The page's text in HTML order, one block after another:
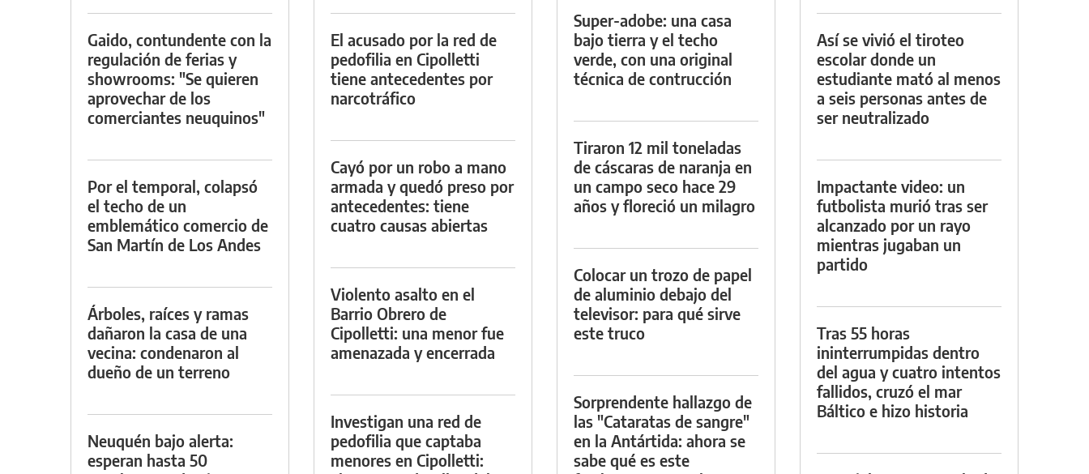
Gaido, contundente con la
regulación de ferias y
showrooms: "Se quieren
aprovechar de los
comerciantes neuquinos"
Por el temporal, colapsó
el techo de un
emblemático comercio de
San Martín de Los Andes
Árboles, raíces y ramas
dañaron la casa de una
vecina: condenaron al
dueño de un terreno
Neuquén bajo alerta:
esperan hasta 50
El acusado por la red de
pedofilia en Cipolletti
tiene antecedentes por
narcotráfico
Cayó por un robo a mano
armada y quedó preso por
antecedentes: tiene
cuatro causas abiertas
Violento asalto en el
Barrio Obrero de
Cipolletti: una menor fue
amenazada y encerrada
Investigan una red de
pedofilia que captaba
menores en Cipolletti:
Super-adobe: una casa
bajo tierra y el techo
verde, con una original
técnica de contrucción
Tiraron 12 mil toneladas
de cáscaras de naranja en
un campo seco hace 29
años y floreció un milagro
Colocar un trozo de papel
de aluminio debajo del
televisor: para qué sirve
este truco
Sorprendente hallazgo de
las "Cataratas de sangre"
en la Antártida: ahora se
sabe qué es este
Así se vivió el tiroteo
escolar donde un
estudiante mató al menos
a seis personas antes de
ser neutralizado
Impactante video: un
futbolista murió tras ser
alcanzado por un rayo
mientras jugaban un
partido
Tras 55 horas
ininterrumpidas dentro
del agua y cuatro intentos
fallidos, cruzó el mar
Báltico e hizo historia